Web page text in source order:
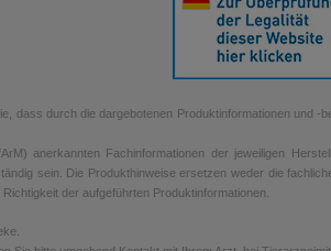
dass durch die dargebotenen Produktinformationen und -
anerkannten Fachinformationen der jeweiligen
sein. Die Produkthinweise ersetzen weder die
der aufgeführten Produktinformationen.